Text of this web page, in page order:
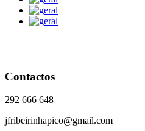
Contactos
292 666 648
jfribeirinhapico@gmail.com